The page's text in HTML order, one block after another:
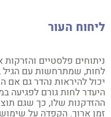
העור
פלסטיים והזרקות
שמתרחשות עם הגיל בכל
להיראות נהדר גם אם
לחות גורם לפגיעה
שלו, כך שגם
ארוך. הקפדה על שימוש